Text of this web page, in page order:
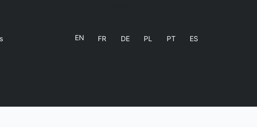
EN FR DE PL PT ES